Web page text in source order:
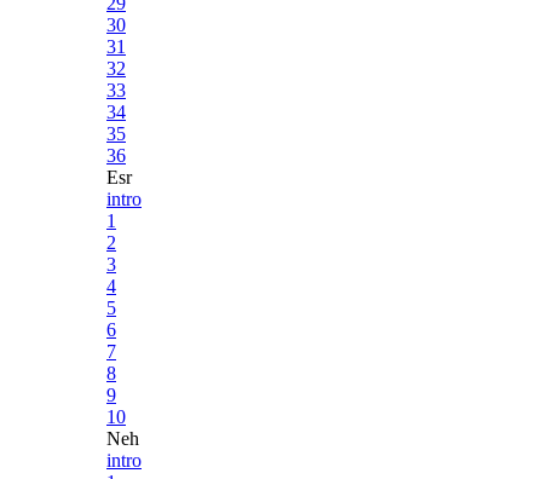
30
31
32
33
34
35
36
Esr
intro
1
2
3
4
5
6
7
8
9
10
Neh
intro